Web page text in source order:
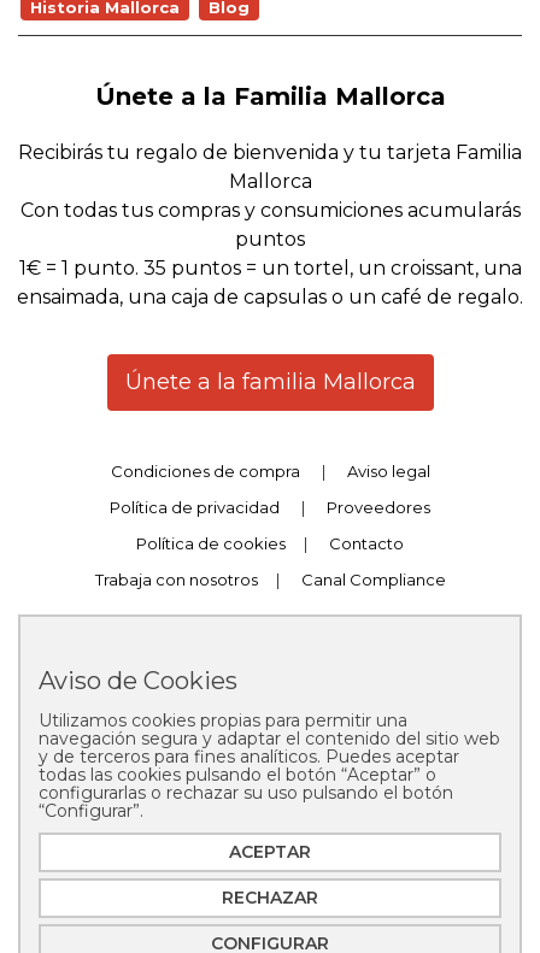
Historia Mallorca
Blog
Únete a la Familia Mallorca
Recibirás tu regalo de bienvenida y tu tarjeta Familia
Mallorca
Con todas tus compras y consumiciones acumularás
puntos
1€ = 1 punto. 35 puntos = un tortel, un croissant, una
ensaimada, una caja de capsulas o un café de regalo.
Únete a la familia Mallorca
Condiciones de compra |
Aviso legal
Política de privacidad
|
Proveedores
Política de cookies
|
Contacto
Trabaja con nosotros
| Canal Compliance
Copyright © 2025 Pastelería Mallorca
Aviso de Cookies
Utilizamos cookies propias para permitir una
navegación segura y adaptar el contenido del sitio web
y de terceros para fines analíticos. Puedes aceptar
todas las cookies pulsando el botón “Aceptar” o
configurarlas o rechazar su uso pulsando el botón
“Configurar”.
ACEPTAR
RECHAZAR
CONFIGURAR